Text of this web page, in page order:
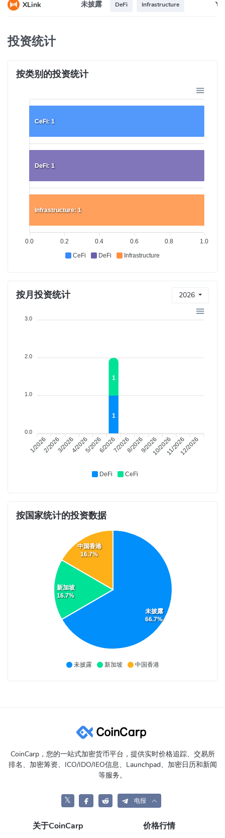
XLink 未披露 DeFi Infrastructure
投资统计
按类别的投资统计
CeFi DeFi Infrastructure
1.0
0.8
0.6
0.4
0.2
0.0
CeFi: 1
DeFi: 1
Infrastructure: 1
按月投资统计 2026
DeFi CeFi
1/20262/20263/20264/20265/20266/20267/20268/20269/202610/202611/202612/2026
1
1
3.0
2.0
1.0
0.0
按国家统计的投资数据
未披露 新加坡 中国香港
未披露
66.7%
新加坡
16.7%
中国香港
16.7%
CoinCarp，您的一站式加密货币平台，提供实时价格追踪、交易所
排名、加密筹资、ICO/IDO/IEO信息、Launchpad、加密日历和新闻
等服务。
𝕏 电报
关于CoinCarp 价格行情